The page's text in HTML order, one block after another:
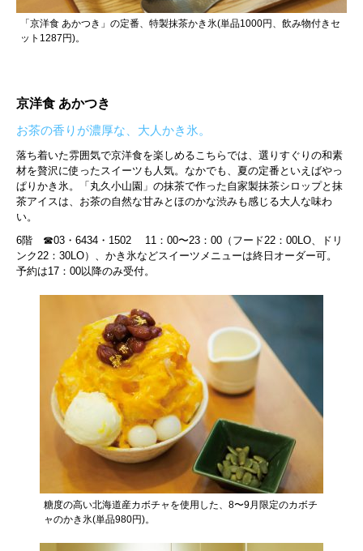
「京洋食 あかつき」の定番、特製抹茶かき氷(単品1000円、飲み物付きセ
ット1287円)。
京洋食 あかつき
お茶の香りが濃厚な、大人かき氷。
落ち着いた雰囲気で京洋食を楽しめるこちらでは、選りすぐりの和素
材を贅沢に使ったスイーツも人気。なかでも、夏の定番といえばやっ
ぱりかき氷。「丸久小山園」の抹茶で作った自家製抹茶シロップと抹
茶アイスは、お茶の自然な甘みとほのかな渋みも感じる大人な味わ
い。
6階 ☎︎03・6434・1502 11：00〜23：00（フード22：00LO、ドリ
ンク22：30LO）、かき氷などスイーツメニューは終日オーダー可。
予約は17：00以降のみ受付。
糖度の高い北海道産カボチャを使用した、8〜9月限定のカボチ
ャのかき氷(単品980円)。